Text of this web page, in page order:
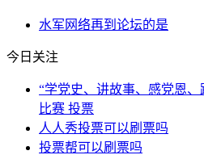
水军 网络再到 论坛的是
今日关注
“学党史、讲故事、感党恩
比赛 投票
人人秀投票可以刷票吗
投票帮可以刷票吗